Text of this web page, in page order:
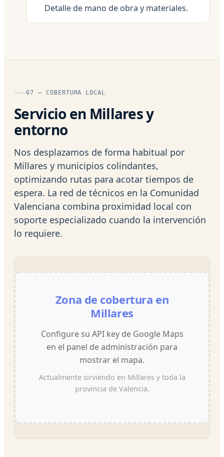
Detalle de mano de obra y materiales.
07 — COBERTURA LOCAL
Servicio en Millares y
entorno
Nos desplazamos de forma habitual por
Millares y municipios colindantes,
optimizando rutas para acotar tiempos de
espera. La red de técnicos en la Comunidad
Valenciana combina proximidad local con
soporte especializado cuando la intervención
lo requiere.
Zona de cobertura en
Millares
Configure su API key de Google Maps
en el panel de administración para
mostrar el mapa.
Actualmente sirviendo en Millares y toda la
provincia de Valencia.